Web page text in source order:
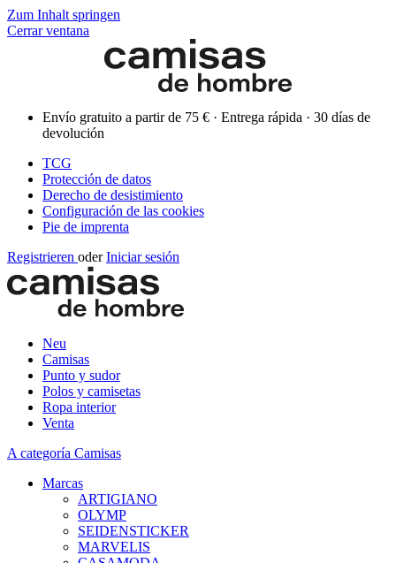
Zum Inhalt springen
Cerrar ventana
Envío gratuito a partir de 75 € · Entrega rápida · 30 días de
devolución
TCG
Protección de datos
Derecho de desistimiento
Configuración de las cookies
Pie de imprenta
Registrieren oder Iniciar sesión
Neu
Camisas
Punto y sudor
Polos y camisetas
Ropa interior
Venta
A categoría Camisas
Marcas
ARTIGIANO
OLYMP
SEIDENSTICKER
MARVELIS